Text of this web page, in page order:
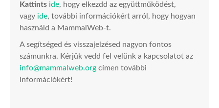
Kattints ide, hogy elkezdd az együttműködést,
vagy ide, további információkért arról, hogy hogyan
használd a MammalWeb-t.
A segítséged és visszajelzésed nagyon fontos
számunkra. Kérjük vedd fel velünk a kapcsolatot az
info@mammalweb.org címen további
információkért!